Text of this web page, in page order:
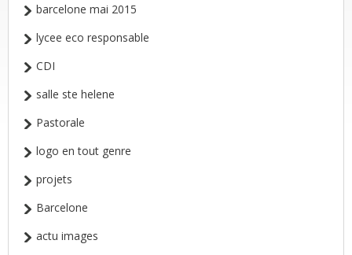
barcelone mai 2015
lycee eco responsable
CDI
salle ste helene
Pastorale
logo en tout genre
projets
Barcelone
actu images